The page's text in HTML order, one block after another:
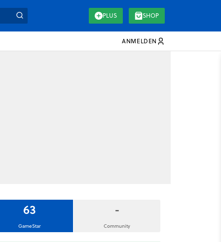
PLUS SHOP
ANMELDEN
63
GameStar
-
Community